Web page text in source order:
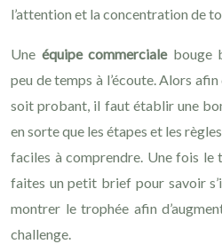
l’attention et la concentration de
Une équipe commercialebouge
peu de temps à l’écoute. Alors
soit probant, il faut établir une
en sorte que les étapes et les
faciles à comprendre. Une fois le
faites un petit brief pour savoir
montrer le trophée afin
challenge.